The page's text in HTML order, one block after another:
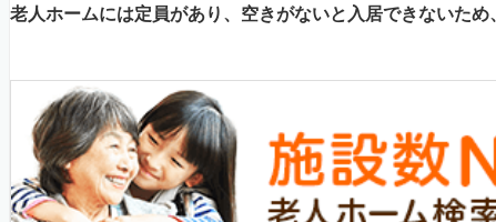
老人ホームには定員があり、空きがないと入居できないた